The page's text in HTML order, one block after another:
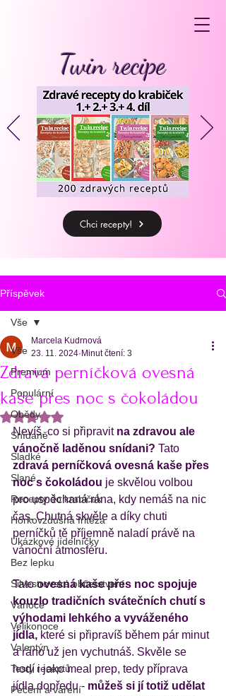
Twin recipe
Chci recepty!
Příspěvek
Vše
Premium
Populární
Obědy
Snídaně
Sladké
Slané
Recepty do krabiček
Horkovzdušná fritéza
Ukázkové jídelníčky
Bez lepku
Silvestrovské občerstvení
Vánoce
Velikonoce
Valentýn
Testy receptů
Pečení a vaření
Vše
Zdravá perníčková ovesná
kaše přes noc s čokoládou
Marcela Kudrnová
23. 11. 2024 Minut čtení: 3
Hodnoceno NaN z 5 hvězdiček.
Nevíš, co si připravit na zdravou ale
vánočně laděnou snídani? Tato
zdravá perníčková ovesná kaše přes
noc s čokoládou je skvělou volbou
pro uspěchaná rána, kdy nemáš na nic
čas. Chutná skvěle a díky chuti
perníčků tě příjemně naladí právě na
vánoční atmosféru.
Tato ovesná kaše přes noc spojuje
kouzlo tradičních svátečních chutí s
výhodami lehkého a vyváženého
jídla, které si připravíš během pár minut
a ráno už jen vychutnáš. Skvěle se
hodí i jako meal prep, tedy příprava
jídla dopředu - můžeš si jí totiž udělat